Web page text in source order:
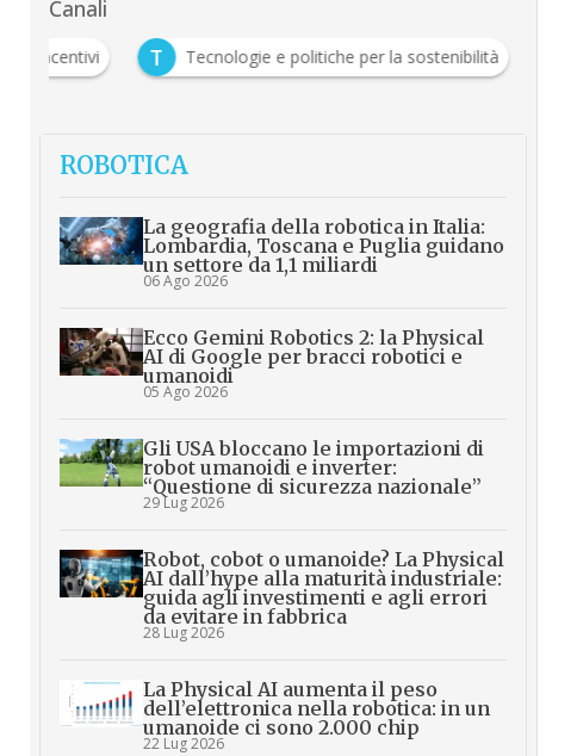
Canali
Incentivi T Tecnologie e politiche per la sostenibilità
ROBOTICA
La geografia della robotica in Italia:
Lombardia, Toscana e Puglia guidano
un settore da 1,1 miliardi
06 Ago 2026
Ecco Gemini Robotics 2: la Physical
AI di Google per bracci robotici e
umanoidi
05 Ago 2026
Gli USA bloccano le importazioni di
robot umanoidi e inverter:
“Questione di sicurezza nazionale”
29 Lug 2026
Robot, cobot o umanoide? La Physical
AI dall’hype alla maturità industriale:
guida agli investimenti e agli errori
da evitare in fabbrica
28 Lug 2026
La Physical AI aumenta il peso
dell’elettronica nella robotica: in un
umanoide ci sono 2.000 chip
22 Lug 2026